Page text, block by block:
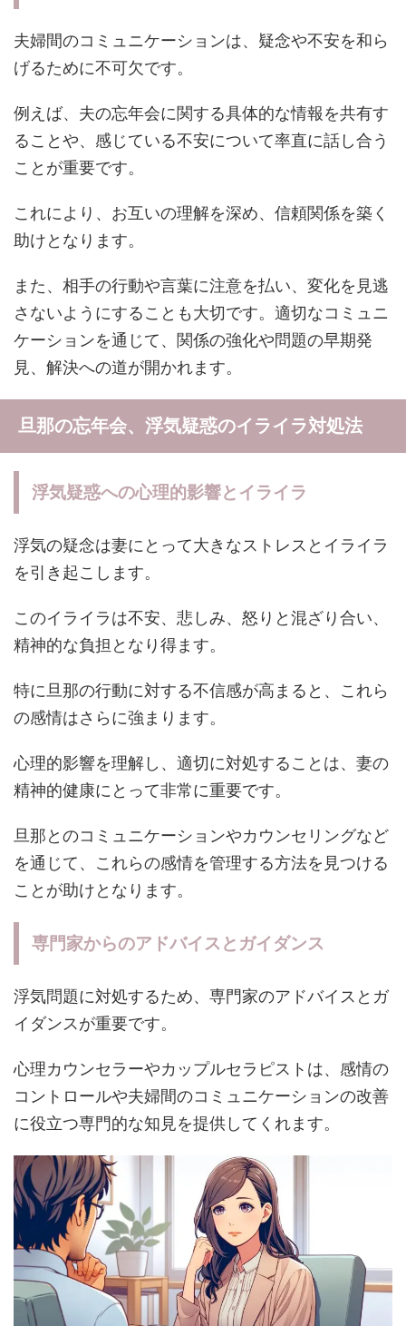
夫婦間のコミュニケーションは、疑念や不安を和ら
げるために不可欠です。
例えば、夫の忘年会に関する具体的な情報を共有す
ることや、感じている不安について率直に話し合う
ことが重要です。
これにより、お互いの理解を深め、信頼関係を築く
助けとなります。
また、相手の行動や言葉に注意を払い、変化を見逃
さないようにすることも大切です。適切なコミュニ
ケーションを通じて、関係の強化や問題の早期発
見、解決への道が開かれます。
旦那の忘年会、浮気疑惑のイライラ対処法
浮気疑惑への心理的影響とイライラ
浮気の疑念は妻にとって大きなストレスとイライラ
を引き起こします。
このイライラは不安、悲しみ、怒りと混ざり合い、
精神的な負担となり得ます。
特に旦那の行動に対する不信感が高まると、これら
の感情はさらに強まります。
心理的影響を理解し、適切に対処することは、妻の
精神的健康にとって非常に重要です。
旦那とのコミュニケーションやカウンセリングなど
を通じて、これらの感情を管理する方法を見つける
ことが助けとなります。
専門家からのアドバイスとガイダンス
浮気問題に対処するため、専門家のアドバイスとガ
イダンスが重要です。
心理カウンセラーやカップルセラピストは、感情の
コントロールや夫婦間のコミュニケーションの改善
に役立つ専門的な知見を提供してくれます。